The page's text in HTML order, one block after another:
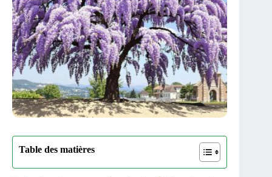
Table des matières